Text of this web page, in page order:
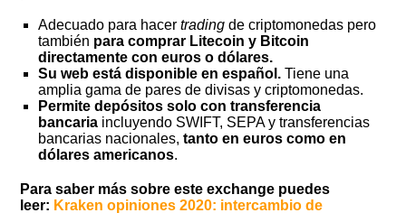
Adecuado para hacertrading de criptomonedas pero
también para comprar Litecoin y Bitcoin
directamente con euros o dólares.
Su web está disponible en español.Tiene una
amplia gama de pares de divisas y criptomonedas.
Permite depósitos solo con transferencia
bancaria incluyendo SWIFT, SEPA y transferencias
bancarias nacionales,tanto en euros como en
dólares americanos.
Para saber más sobre este exchange puedes
leer: Kraken opiniones 2020: intercambio de